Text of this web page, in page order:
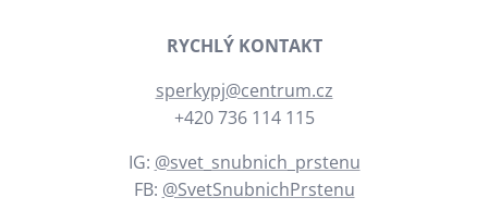
RYCHLÝ KONTAKT
sperkypj@centrum.cz
+420 736 114 115
IG: @svet_snubnich_prstenu
FB: @SvetSnubnichPrstenu